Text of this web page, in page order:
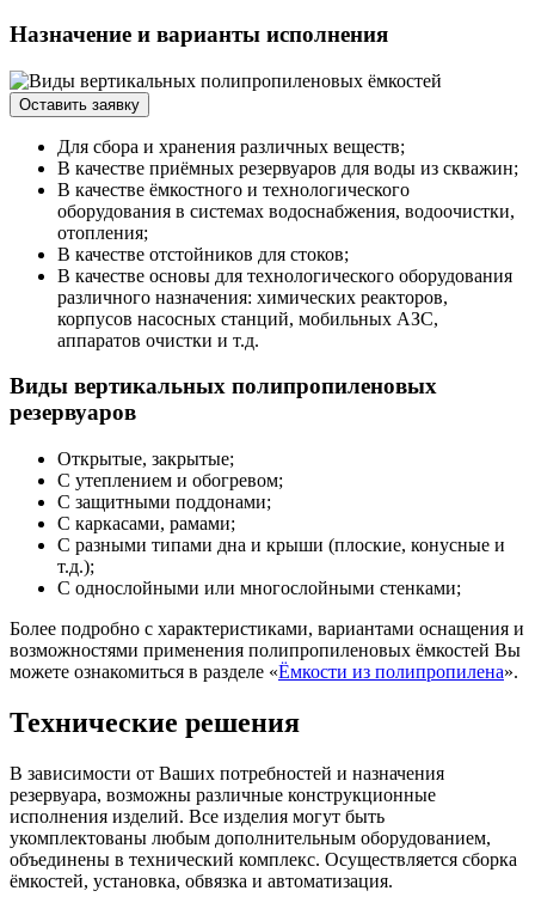
Назначение и варианты исполнения
Оставить заявку
Для сбора и хранения различных веществ;
В качестве приёмных резервуаров для воды из скважин;
В качестве ёмкостного и технологического
оборудования в системах водоснабжения, водоочистки,
отопления;
В качестве отстойников для стоков;
В качестве основы для технологического оборудования
различного назначения: химических реакторов,
корпусов насосных станций, мобильных АЗС,
аппаратов очистки и т.д.
Виды вертикальных полипропиленовых
резервуаров
Открытые, закрытые;
С утеплением и обогревом;
С защитными поддонами;
С каркасами, рамами;
С разными типами дна и крыши (плоские, конусные и
т.д.);
С однослойными или многослойными стенками;
Более подробно с характеристиками, вариантами оснащения и
возможностями применения полипропиленовых ёмкостей Вы
можете ознакомиться в разделе «Ёмкости из полипропилена».
Технические решения
В зависимости от Ваших потребностей и назначения
резервуара, возможны различные конструкционные
исполнения изделий. Все изделия могут быть
укомплектованы любым дополнительным оборудованием,
объединены в технический комплекс. Осуществляется сборка
ёмкостей, установка, обвязка и автоматизация.